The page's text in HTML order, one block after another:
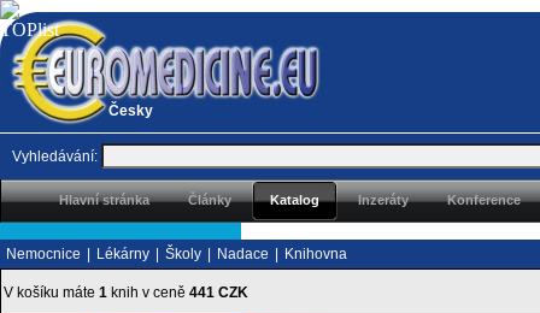
Česky
Vyhledávání:
Hlavní stránka Články Katalog Inzeráty Konference
Nemocnice Lékárny Školy Nadace Knihovna
V košíku máte1 knih v ceně441 CZK